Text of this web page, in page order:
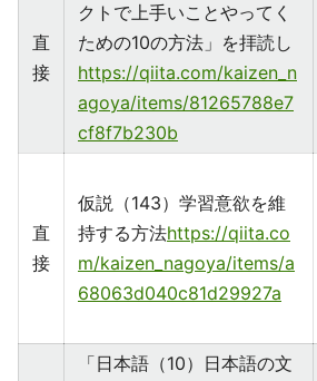
直
接
クトで上手いことやってく
ための10の方法」を拝読し
https://qiita.com/kaizen_n
agoya/items/81265788e7
cf8f7b230b
直
接
仮説（143）学習意欲を維
持する方法https://qiita.co
m/kaizen_nagoya/items/a
68063d040c81d29927a
「日本語（10）日本語の文